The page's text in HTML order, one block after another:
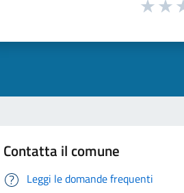
Contatta il comune
Leggi le domande frequenti